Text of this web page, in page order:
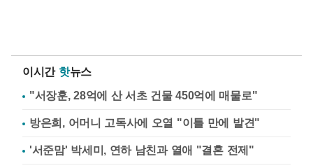
이시간 핫뉴스
"서장훈, 28억에 산 서초 건물 450억에 매물로"
방은희, 어머니 고독사에 오열 "이틀 만에 발견"
'서준맘' 박세미, 연하 남친과 열애 "결혼 전제"